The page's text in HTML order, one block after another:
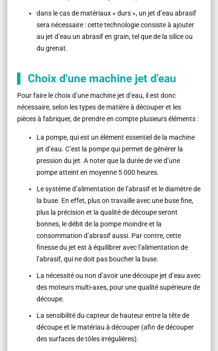
dans le cas de matériaux « durs », un jet d’eau abrasif
sera nécessaire : cette technologie consiste à ajouter
au jet d’eau un abrasif en grain, tel que de la silice ou
du grenat.
Choix d'une machine jet d'eau
Pour faire le choix d’une machine jet d’eau, il est donc
nécessaire, selon les types de matière à découper et les
pièces à fabriquer, de prendre en compte plusieurs éléments :
La pompe, qui est un élément essentiel de la machine
jet d’eau. C’est la pompe qui permet de générer la
pression du jet. A noter que la durée de vie d’une
pompe atteint en moyenne 5 000 heures.
Le système d’alimentation de l’abrasif et le diamètre de
la buse. En effet, plus on travaille avec une buse fine,
plus la précision et la qualité de découpe seront
bonnes, le débit de la pompe moindre et la
consommation d’abrasif aussi. Par contre, cette
finesse du jet est à équilibrer avec l’alimentation de
l’abrasif, qui ne doit pas boucher la buse.
La nécessité ou non d’avoir une découpe jet d’eau avec
des moteurs multi-axes, pour une qualité supérieure de
découpe.
La sensibilité du capteur de hauteur entre la tête de
découpe et le matériau à découper (afin de découper
des surfaces de tôles irrégulières).